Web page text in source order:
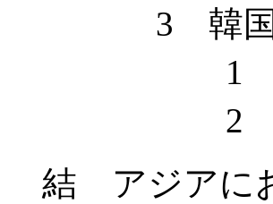
3 韓国大学
1 大学連
2 協議会
結 アジアに